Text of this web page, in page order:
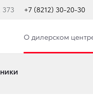
373 +7 (8212) 30-20-30
Записаться на сервис
О дилерском